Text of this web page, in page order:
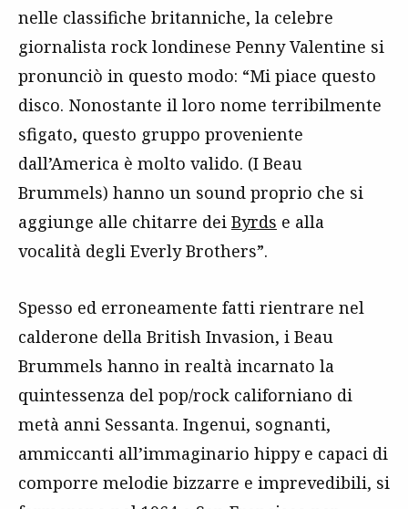
nelle classifiche britanniche, la celebre
giornalista rock londinese Penny Valentine si
pronunciò in questo modo: “Mi piace questo
disco. Nonostante il loro nome terribilmente
sfigato, questo gruppo proveniente
dall’America è molto valido. (I Beau
Brummels) hanno un sound proprio che si
aggiunge alle chitarre dei Byrds e alla
vocalità degli Everly Brothers”.
Spesso ed erroneamente fatti rientrare nel
calderone della British Invasion, i Beau
Brummels hanno in realtà incarnato la
quintessenza del pop/rock californiano di
metà anni Sessanta. Ingenui, sognanti,
ammiccanti all’immaginario hippy e capaci di
comporre melodie bizzarre e imprevedibili, si